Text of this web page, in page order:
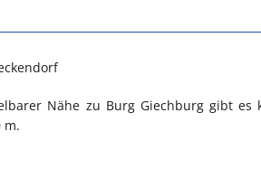
Nähe zu Burg Giechburg gibt es
m.